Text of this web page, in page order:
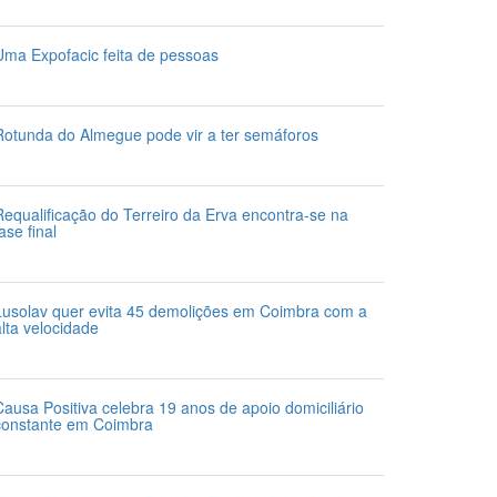
Expofacic feita de pessoas
do Almegue pode vir a ter semáforos
do Terreiro da Erva encontra-se na
final
quer evita 45 demolições em Coimbra com a
velocidade
Positiva celebra 19 anos de apoio domiciliário
em Coimbra